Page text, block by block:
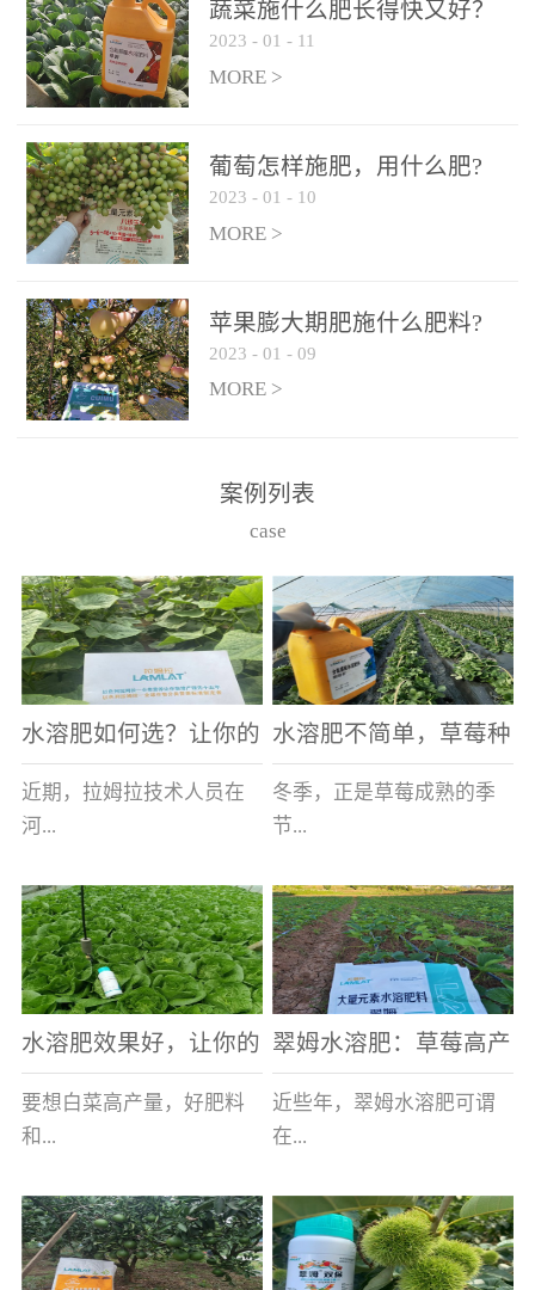
合大量元素水溶肥一起使
用，促使果实膨大，果肉
饱满，品质好，果、枝健
后期∶冲施、滴灌2.5-5kg/
亩/次配合大量元素水溶肥
一起使用，果实转色均
匀，口感好，糖度提高，
预防枝叶早衰。5、叶面喷
施︰浓度800-1500倍（1-
6kg/公顷，间隔10-14天一
次，喷1-3次。
合大量元素水溶肥一起使
后期∶冲施、滴灌2.5-5kg/
亩/次配合大量元素水溶肥
施︰浓度800-1500倍（1-
蔬菜施什么肥长得快又好？
2023 - 01 - 11
MORE >
葡萄怎样施肥，用什么肥?
2023 - 01 - 10
MORE >
苹果膨大期肥施什么肥料?
2023 - 01 - 09
MORE >
案例列表
case
水溶肥如何选？让你的
老棚土好产量高
近期，拉姆拉技术人员在
河...
南走访时，发现当地许多
蔬菜产区，老棚数量占多
数，连年的重茬、土壤板
结等原因，导致土壤差，
作物根系...
水溶肥不简单，草莓种
植户指名要使用
冬季，正是草莓成熟的季
节...
，也是山东窦大哥开心的
时刻，从一大早接到收购
商的电话，就开始在草莓
大棚里忙碌。为什么窦大
哥家的草...
水溶肥效果好，让你的
白菜增产不是问题
要想白菜高产量，好肥料
和...
好的技术管理缺一不可，
相信广大白菜种植户们都
翠姆水溶肥：草莓高产
的好帮手
近些年，翠姆水溶肥可谓
在...
河北草莓区域话题不减，
不但在草莓上表现效果明